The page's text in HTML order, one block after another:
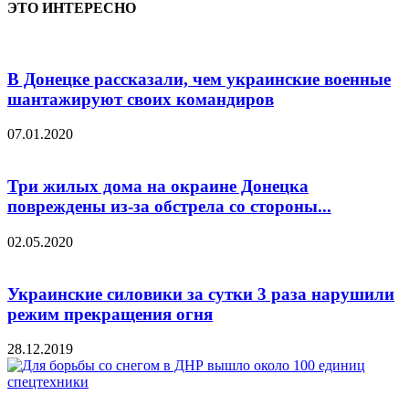
ЭТО ИНТЕРЕСНО
В Донецке рассказали, чем украинские военные
шантажируют своих командиров
07.01.2020
Три жилых дома на окраине Донецка
повреждены из-за обстрела со стороны...
02.05.2020
Украинские силовики за сутки 3 раза нарушили
режим прекращения огня
28.12.2019